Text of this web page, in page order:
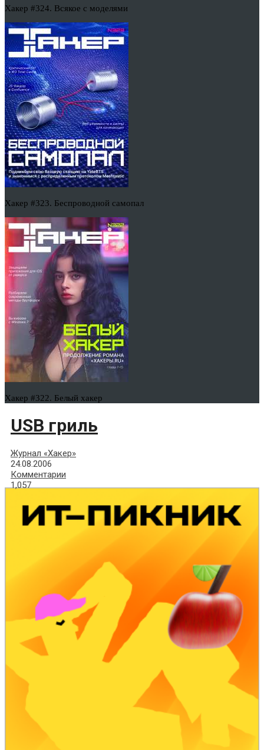
Хакер #324. Всякое с моделями
Хакер #323. Беспроводной самопал
Хакер #322. Белый хакер
USB гриль
Журнал «Хакер»
24.08.2006
Комментарии
1,057